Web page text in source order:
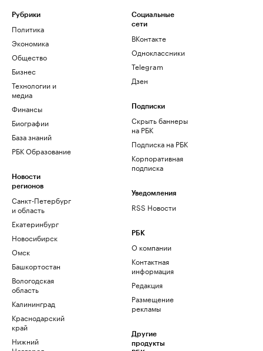
Рубрики
Политика
Экономика
Общество
Бизнес
Технологии и
медиа
Финансы
Биографии
База знаний
РБК Образование
Новости
регионов
Санкт-Петербург
и область
Екатеринбург
Новосибирск
Омск
Башкортостан
Вологодская
область
Калининград
Краснодарский
край
Нижний
Социальные
сети
ВКонтакте
Одноклассники
Telegram
Дзен
Подписки
Скрыть баннеры
на РБК
Подписка на РБК
Корпоративная
подписка
Уведомления
RSS Новости
РБК
О компании
Контактная
информация
Редакция
Размещение
рекламы
Другие
продукты